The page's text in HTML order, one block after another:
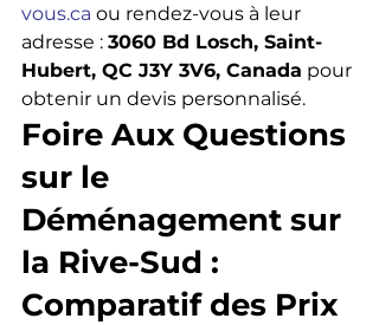
vous.ca ou rendez-vous à leur
adresse : 3060 Bd Losch, Saint-
Hubert, QC J3Y 3V6, Canada pour
obtenir un devis personnalisé.
Foire Aux Questions
sur le
Déménagement sur
la Rive-Sud :
Comparatif des Prix